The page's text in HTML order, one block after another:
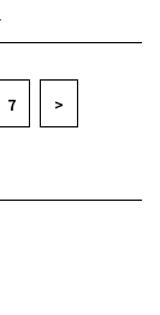
7 >